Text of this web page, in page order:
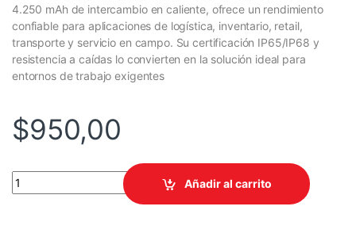
4.250 mAh de intercambio en caliente, ofrece un rendimiento
confiable para aplicaciones de logística, inventario, retail,
transporte y servicio en campo. Su certificación IP65/IP68 y
resistencia a caídas lo convierten en la solución ideal para
entornos de trabajo exigentes
$950,00
EA530 3 generación Computadora móvil empresarial quantity
Añadir al carrito